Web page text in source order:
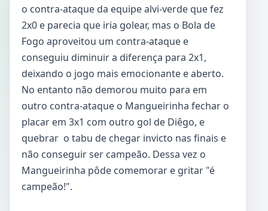
o contra-ataque da equipe alvi-verde que fez
2x0 e parecia que iria golear, mas o Bola de
Fogo aproveitou um contra-ataque e
conseguiu diminuir a diferença para 2x1,
deixando o jogo mais emocionante e aberto.
No entanto não demorou muito para em
outro contra-ataque o Mangueirinha fechar o
placar em 3x1 com outro gol de Diêgo, e
quebrar o tabu de chegar invicto nas finais e
não conseguir ser campeão. Dessa vez o
Mangueirinha pôde comemorar e gritar "é
campeão!".